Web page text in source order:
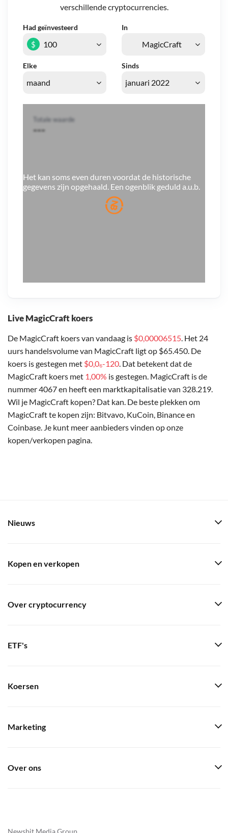
Live MagicCraft koers
De MagicCraft koers van vandaag is $0,00006515. Het 24
uurs handelsvolume van MagicCraft ligt op $65.450. De
koers is gestegen met $0,0₆-120. Dat betekent dat de
MagicCraft koers met 1,00% is gestegen. MagicCraft is de
nummer 4067 en heeft een marktkapitalisatie van 328.219.
Wil je MagicCraft kopen? Dat kan. De beste plekken om
MagicCraft te kopen zijn: Bitvavo, KuCoin, Binance en
Coinbase. Je kunt meer aanbieders vinden op onze
kopen/verkopen pagina.
verschillende cryptocurrencies.
Had geïnvesteerd In
Elke Sinds
$
Totale waarde
---
Het kan soms even duren voordat de historische
gegevens zijn opgehaald. Een ogenblik geduld a.u.b.
Newsbit Media Group
Nieuws
Kopen en verkopen
Over cryptocurrency
ETF's
Koersen
Marketing
Over ons